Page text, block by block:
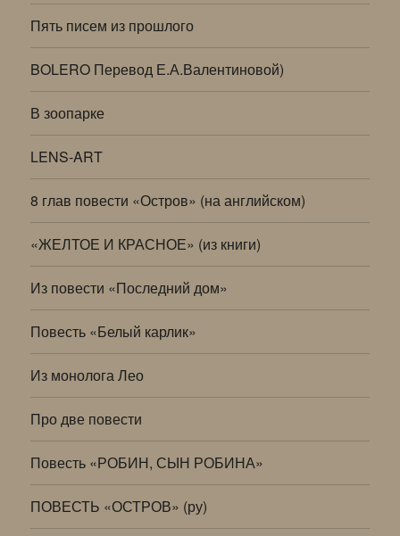
Пять писем из прошлого
BOLERO Перевод Е.А.Валентиновой)
В зоопарке
LENS-ART
8 глав повести «Остров» (на английском)
«ЖЕЛТОЕ И КРАСНОЕ» (из книги)
Из повести «Последний дом»
Повесть «Белый карлик»
Из монолога Лео
Про две повести
Повесть «РОБИН, СЫН РОБИНА»
ПОВЕСТЬ «ОСТРОВ» (ру)